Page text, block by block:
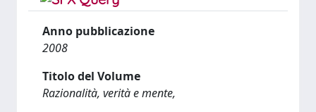
Anno pubblicazione
2008
Titolo del Volume
Razionalità, verità e mente,